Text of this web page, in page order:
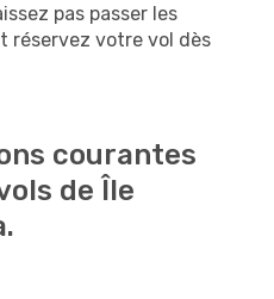
pas passer les
réservez votre vol dès
courantes
de Île